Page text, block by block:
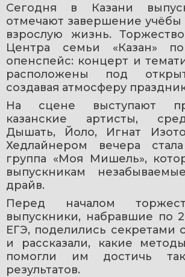
Сегодня в Казани
отмечают завершение учёбы
взрослую жизнь.
Центра семьи «Казан»
опенспейс: концерт и
расположены под
создавая атмосферу
На сцене выступают
казанские артисты,
Дышать, Йоло, Игнат
Хедлайнером вечера
группа «Моя Мишель»,
выпускникам
драйв.
Перед началом
выпускники, набравшие по
ЕГЭ, поделились секретами
и рассказали, какие
помогли им достичь
результатов.